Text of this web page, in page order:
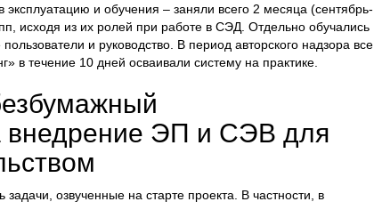
и обучения – заняли всего 2 месяца (сентябрь-
исходя из их ролей при работе в СЭД. Отдельно обучались
и руководство. В период авторского надзора все
в течение 10 дней осваивали систему на практике.
внедрение ЭП и СЭВ для
озвученные на старте проекта. В частности, в